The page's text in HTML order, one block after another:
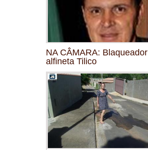
NA CÂMARA: Blaqueador
alfineta Tilico